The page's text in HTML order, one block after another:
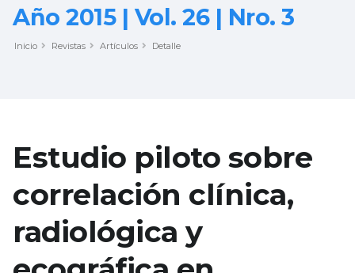
Año 2015 | Vol. 26 | Nro. 3
Inicio Revistas Artículos Detalle
Estudio piloto sobre
correlación clínica,
radiológica y